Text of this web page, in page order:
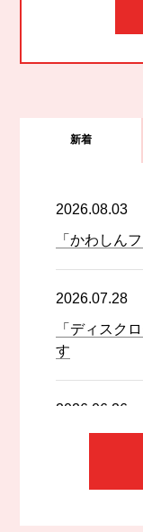
新着
2026.08.03
「かわしん
2026.07.28
「ディスク
す
2026.06.26
ジャー誌兼